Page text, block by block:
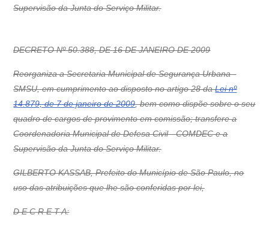
Supervisão da Junta do Serviço Militar.
DECRETO Nº 50.388, DE 16 DE JANEIRO DE 2009
Reorganiza a Secretaria Municipal de Segurança Urbana -
SMSU, em cumprimento ao disposto no artigo 28 daLei nº
14.879, de 7 de janeiro de 2009, bem como dispõe sobre o seu
quadro de cargos de provimento em comissão; transfere a
Coordenadoria Municipal de Defesa Civil - COMDEC e a
Supervisão da Junta do Serviço Militar.
GILBERTO KASSAB, Prefeito do Município de São Paulo, no
uso das atribuições que lhe são conferidas por lei,
D E C R E T A: